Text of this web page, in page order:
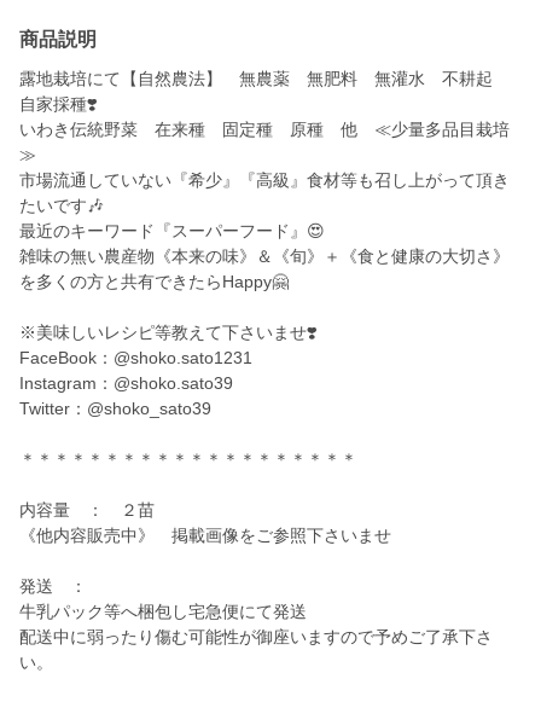
商品説明
露地栽培にて【自然農法】 無農薬 無肥料 無灌水 不耕起
自家採種❣️
いわき伝統野菜 在来種 固定種 原種 他 ≪少量多品目栽培
≫
市場流通していない『希少』『高級』食材等も召し上がって頂き
たいです🎶
最近のキーワード『スーパーフード』😍
雑味の無い農産物《本来の味》＆《旬》＋《食と健康の大切さ》
を多くの方と共有できたらHappy🤗
※美味しいレシピ等教えて下さいませ❣️
FaceBook：@shoko.sato1231
Instagram：@shoko.sato39
Twitter：@shoko_sato39
＊＊＊＊＊＊＊＊＊＊＊＊＊＊＊＊＊＊＊＊
内容量 ： ２苗
《他内容販売中》 掲載画像をご参照下さいませ
発送 ：
牛乳パック等へ梱包し宅急便にて発送
配送中に弱ったり傷む可能性が御座いますので予めご了承下さ
い。